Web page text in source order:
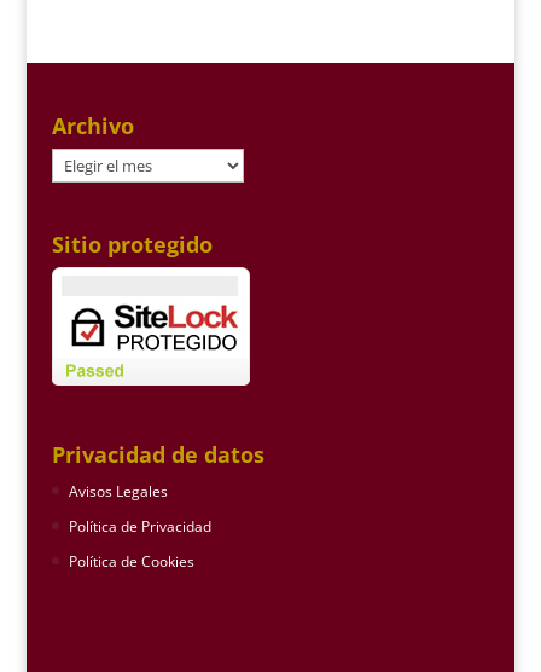
Archivo
Archivo
Sitio protegido
Privacidad de datos
Avisos Legales
Política de Privacidad
Política de Cookies